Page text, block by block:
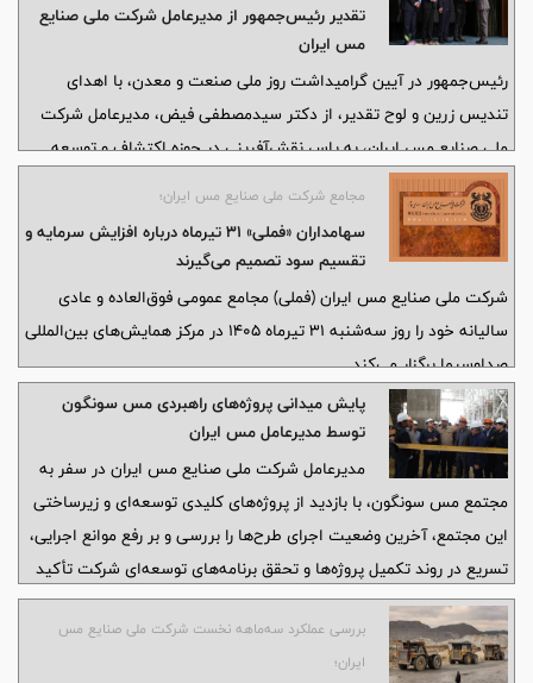
تقدیر رئیس‌جمهور از مدیرعامل شرکت ملی صنایع
مس ایران
رئیس‌جمهور در آیین گرامیداشت روز ملی صنعت و معدن، با اهدای
تندیس زرین و لوح تقدیر، از دکتر سیدمصطفی فیض، مدیرعامل شرکت
ملی صنایع مس ایران، به پاس نقش‌آفرینی در حوزه اکتشاف و توسعه
ذخایر مس ایران تقدیر کرد.مجامع شرکت ملی صنایع مس ایران؛
سهامداران «فملی» ۳۱ تیرماه درباره افزایش سرمایه و
تقسیم سود تصمیم می‌گیرند
شرکت ملی صنایع مس ایران (فملی) مجامع عمومی فوق‌العاده و عادی
سالیانه خود را روز سه‌شنبه ۳۱ تیرماه ۱۴۰۵ در مرکز همایش‌های بین‌المللی
صداوسیما برگزار می‌کند.
پایش میدانی پروژه‌های راهبردی مس سونگون
توسط مدیرعامل مس ایران
مدیرعامل شرکت ملی صنایع مس ایران در سفر به
مجتمع مس سونگون، با بازدید از پروژه‌های کلیدی توسعه‌ای و زیرساختی
این مجتمع، آخرین وضعیت اجرای طرح‌ها را بررسی و بر رفع موانع اجرایی،
تسریع در روند تکمیل پروژه‌ها و تحقق برنامه‌های توسعه‌ای شرکت تأکید
کرد.
بررسی عملکرد سه‌ماهه نخست شرکت ملی صنایع مس
ایران؛